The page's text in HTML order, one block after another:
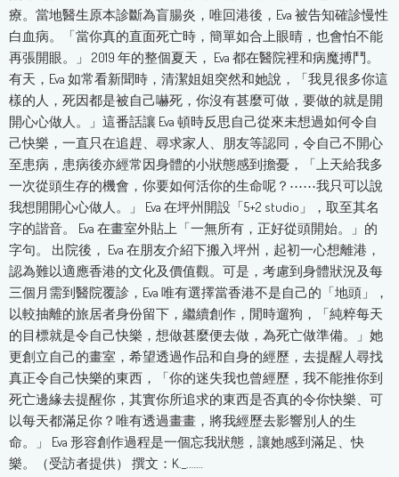
療。當地醫生原本診斷為盲腸炎，唯回港後，Eva 被告知確診慢性
白血病。「當你真的直面死亡時，簡單如合上眼晴，也會怕不能
再張開眼。」 2019 年的整個夏天， Eva 都在醫院裡和病魔搏鬥。
有天，Eva 如常看新聞時，清潔姐姐突然和她說，「我見很多你這
樣的人，死因都是被自己嚇死，你沒有甚麼可做，要做的就是開
開心心做人。」這番話讓 Eva 頓時反思自己從來未想過如何令自
己快樂，一直只在追趕、尋求家人、朋友等認同，令自己不開心
至患病，患病後亦經常因身體的小狀態感到擔憂，「上天給我多
一次從頭生存的機會，你要如何活你的生命呢？⋯⋯我只可以說
我想開開心心做人。」 Eva 在坪州開設「5+2 studio」，取至其名
字的諧音。 Eva 在畫室外貼上「一無所有，正好從頭開始。」的
字句。 出院後， Eva 在朋友介紹下搬入坪州，起初一心想離港，
認為難以適應香港的文化及價值觀。可是，考慮到身體狀況及每
三個月需到醫院覆診，Eva 唯有選擇當香港不是自己的「地頭」，
以較抽離的旅居者身份留下，繼續創作，閒時遛狗，「純粹每天
的目標就是令自己快樂，想做甚麼便去做，為死亡做準備。」她
更創立自己的畫室，希望透過作品和自身的經歷，去提醒人尋找
真正令自己快樂的東西，「你的迷失我也曾經歷，我不能推你到
死亡邊緣去提醒你，其實你所追求的東西是否真的令你快樂、可
以每天都滿足你？唯有透過畫畫，將我經歷去影響別人的生
命。」 Eva 形容創作過程是一個忘我狀態，讓她感到滿足、快
樂。（受訪者提供） 撰文：K._.……